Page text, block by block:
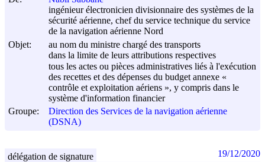
ingénieur électronicien divisionnaire des systèmes de la
sécurité aérienne, chef du service technique du service
de la navigation aérienne Nord
Objet:
au nom du ministre chargé des transports
dans la limite de leurs attributions respectives
tous les actes ou pièces administratives liés à l'exécution
des recettes et des dépenses du budget annexe «
contrôle et exploitation aériens », y compris dans le
système d'information financier
Groupe:
Direction des Services de la navigation aérienne
(DSNA)
délégation de signature 19/12/2020